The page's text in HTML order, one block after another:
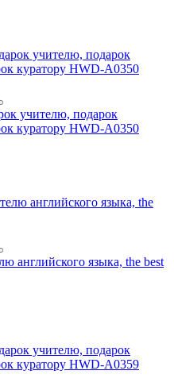
учителю, подарок
куратору HWD-A0350
английского языка, the best